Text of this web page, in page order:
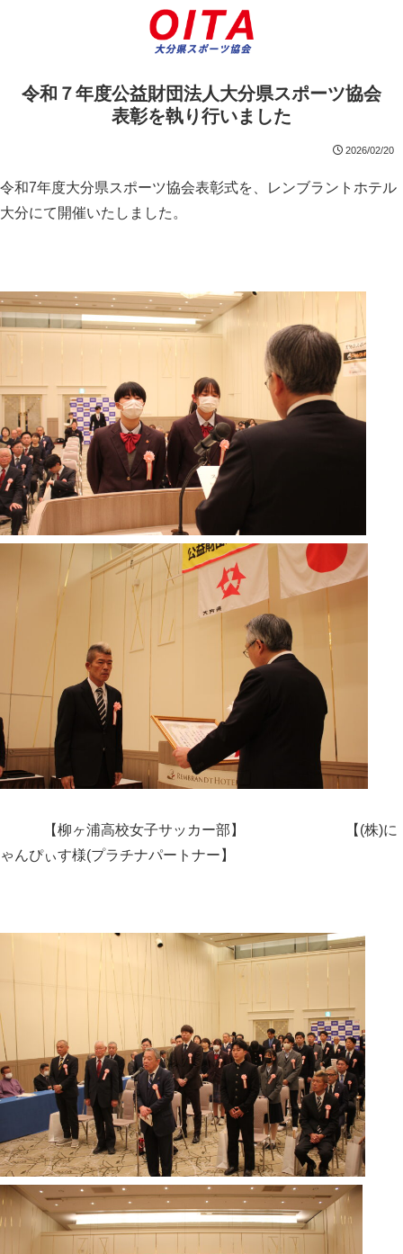
令和７年度公益財団法人大分県スポーツ協会
表彰を執り行いました
2026/02/20
令和7年度大分県スポーツ協会表彰式を、
レンブラントホテル
大分にて開催いたしました。
【柳ヶ浦高校女子サッカー部】 【(株)に
ゃんぴぃす様(プラチナパートナー】